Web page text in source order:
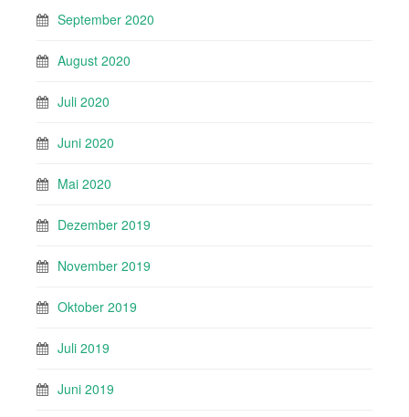
September 2020
August 2020
Juli 2020
Juni 2020
Mai 2020
Dezember 2019
November 2019
Oktober 2019
Juli 2019
Juni 2019